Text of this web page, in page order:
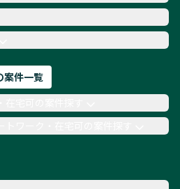
COBOL
Ruby
AWS
案件一覧
ワーク・在宅可の案件探す